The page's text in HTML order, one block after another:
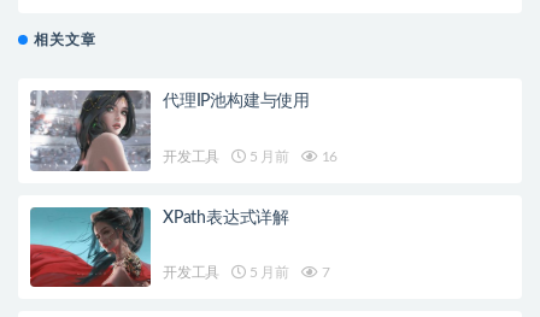
相关文章
代理IP池构建与使用
开发工具 5 月前 16
XPath表达式详解
开发工具 5 月前 7